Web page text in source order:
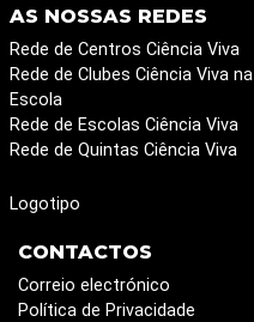
AS NOSSAS REDES
Rede de Centros Ciência Viva
Rede de Clubes Ciência Viva na
Escola
Rede de Escolas Ciência Viva
Rede de Quintas Ciência Viva
Logotipo
CONTACTOS
Correio electrónico
Política de Privacidade